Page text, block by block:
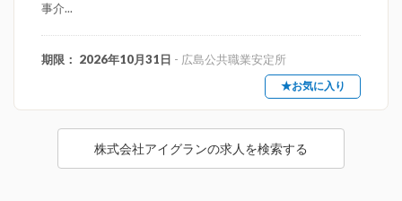
事介...
期限： 2026年10月31日 - 広島公共職業安定所
★お気に入り
株式会社アイグランの求人を検索する